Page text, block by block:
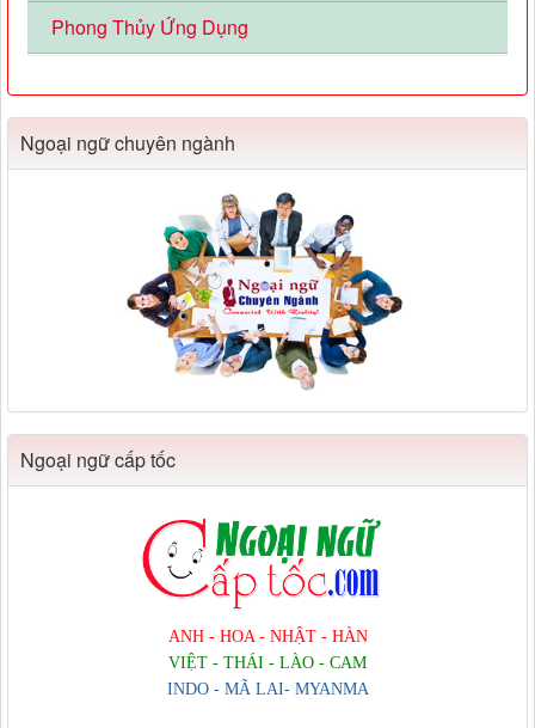
Phong Thủy Ứng Dụng
Ngoại ngữ chuyên ngành
Ngoại ngữ cấp tốc
ANH - HOA - NHẬT - HÀN
VIỆT - THÁI - LÀO - CAM
INDO - MÃ LAI- MYANMA